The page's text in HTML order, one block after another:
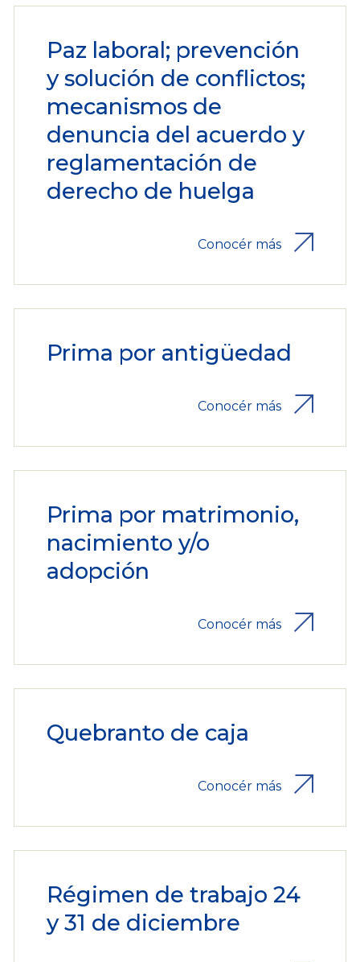
Paz laboral; prevención
y solución de conflictos;
mecanismos de
denuncia del acuerdo y
reglamentación de
derecho de huelga
Conocér más
Prima por antigüedad
Conocér más
Prima por matrimonio,
nacimiento y/o
adopción
Conocér más
Quebranto de caja
Conocér más
Régimen de trabajo 24
y 31 de diciembre